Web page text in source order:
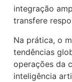
integração
transfere
Na prática, o
tendências
operações da
inteligência